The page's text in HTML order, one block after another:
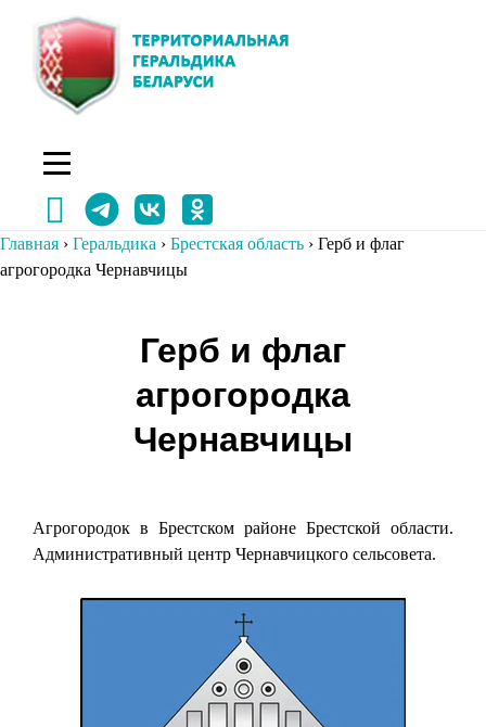
содержимому
Главная › Геральдика › Брестская область › Герб и флаг
агрогородка Чернавчицы
Герб и флаг
агрогородка
Чернавчицы
Агрогородок в Брестском районе Брестской области.
Административный центр Чернавчицкого сельсовета.
Навигация
записям